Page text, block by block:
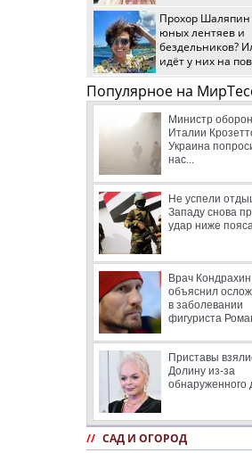
Прохор
юных лентяев и
бездельников?
идёт у них на
Популярное на
Министр
Италии
Украина
нас...
Не успели
Западу снова
удар ниже пояса
Врач Кондрахин
объяснил
в заболевании
фигуриста
Приставы
Долину из-за
обнаруженного
// САД И ОГОРОД